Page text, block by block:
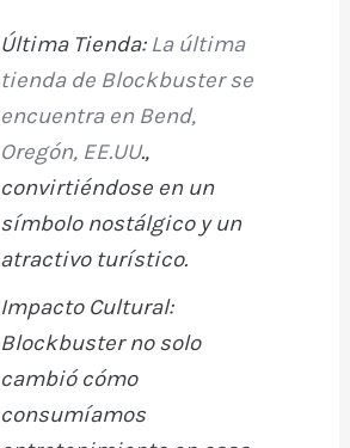
Última Tienda:La última
tienda de Blockbuster se
encuentra en Bend,
Oregón, EE.UU.,
convirtiéndose en un
símbolo nostálgico y un
atractivo turístico.
Impacto Cultural:
Blockbuster no solo
cambió cómo
consumíamos